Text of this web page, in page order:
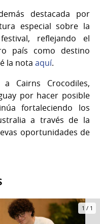
destacada por
especial sobre la
reflejando el
país como destino
la nota aquí.
a Cairns Crocodiles,
por hacer posible
fortaleciendo los
a través de la
oportunidades de
1 / 1